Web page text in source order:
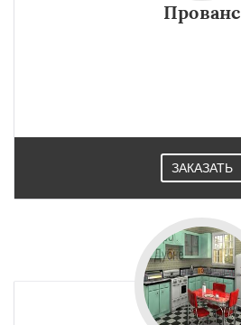
Прованс
ЗАКАЗАТЬ